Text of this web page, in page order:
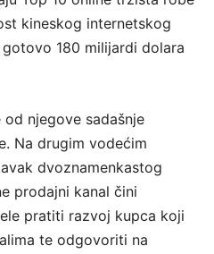
kineskog internetskog
180 milijardi dolara
njegove sadašnje
Na drugim vodećim
dvoznamenkastog
prodajni kanal čini
pratiti razvoj kupca koji
te odgovoriti na